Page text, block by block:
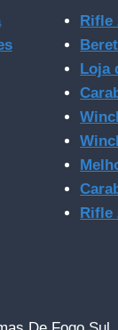
Rifle
Loja
Rifle